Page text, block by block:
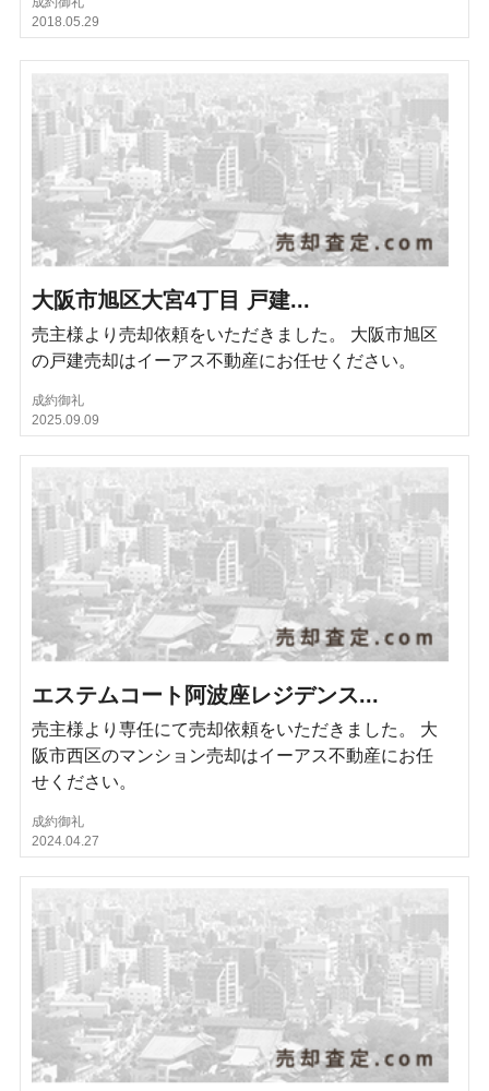
2018.05.29
大阪市旭区大宮4丁目 戸建...
売主様より売却依頼をいただきました。 大阪市旭区
の戸建売却はイーアス不動産にお任せください。
成約御礼
2025.09.09
エステムコート阿波座レジデンス...
売主様より専任にて売却依頼をいただきました。 大
阪市西区のマンション売却はイーアス不動産にお任
せください。
成約御礼
2024.04.27